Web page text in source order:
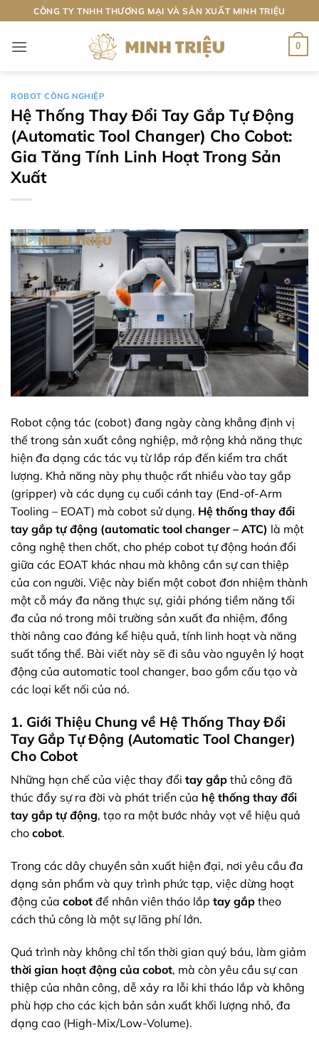
qua
nội
CÔNG TY TNHH THƯƠNG MẠI VÀ SẢN XUẤT MINH TRIỆU
0
ROBOT CÔNG NGHIỆP
Hệ Thống Thay Đổi Tay Gắp Tự Động
(Automatic Tool Changer) Cho Cobot:
Gia Tăng Tính Linh Hoạt Trong Sản
Xuất
Robot cộng tác (cobot) đang ngày càng khẳng định vị
thế trong sản xuất công nghiệp, mở rộng khả năng thực
hiện đa dạng các tác vụ từ lắp ráp đến kiểm tra chất
lượng. Khả năng này phụ thuộc rất nhiều vào tay gắp
(gripper) và các dụng cụ cuối cánh tay (End-of-Arm
Tooling – EOAT) mà cobot sử dụng. Hệ thống thay đổi
tay gắp tự động (automatic tool changer – ATC) là một
công nghệ then chốt, cho phép cobot tự động hoán đổi
giữa các EOAT khác nhau mà không cần sự can thiệp
của con người. Việc này biến một cobot đơn nhiệm thành
một cỗ máy đa năng thực sự, giải phóng tiềm năng tối
đa của nó trong môi trường sản xuất đa nhiệm, đồng
thời nâng cao đáng kể hiệu quả, tính linh hoạt và năng
suất tổng thể. Bài viết này sẽ đi sâu vào nguyên lý hoạt
động của automatic tool changer, bao gồm cấu tạo và
các loại kết nối của nó.
1. Giới Thiệu Chung về Hệ Thống Thay Đổi
Tay Gắp Tự Động (Automatic Tool Changer)
Cho Cobot
Những hạn chế của việc thay đổi tay gắp thủ công đã
thúc đẩy sự ra đời và phát triển của hệ thống thay đổi
tay gắp tự động, tạo ra một bước nhảy vọt về hiệu quả
cho cobot.
Trong các dây chuyền sản xuất hiện đại, nơi yêu cầu đa
dạng sản phẩm và quy trình phức tạp, việc dừng hoạt
động của cobot để nhân viên tháo lắp tay gắp theo
cách thủ công là một sự lãng phí lớn.
Quá trình này không chỉ tốn thời gian quý báu, làm giảm
thời gian hoạt động của cobot, mà còn yêu cầu sự can
thiệp của nhân công, dễ xảy ra lỗi khi tháo lắp và không
phù hợp cho các kịch bản sản xuất khối lượng nhỏ, đa
dạng cao (High-Mix/Low-Volume).